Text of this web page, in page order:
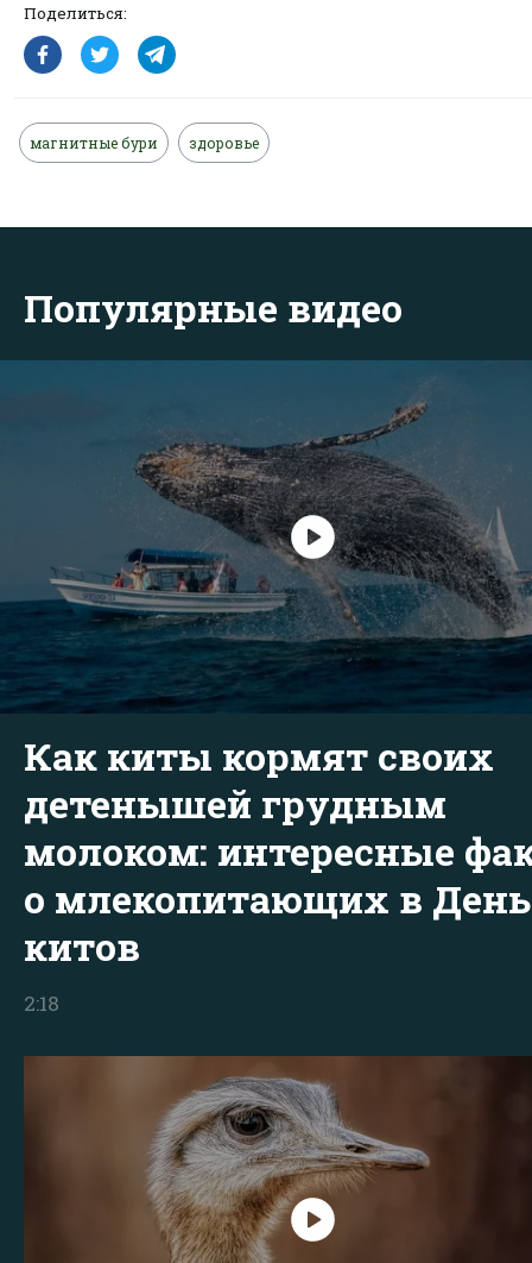
Поделиться:
магнитные бури здоровье
Популярные видео
Как киты кормят своих
детенышей грудным
молоком: интересные
о млекопитающих в День
китов
2:18